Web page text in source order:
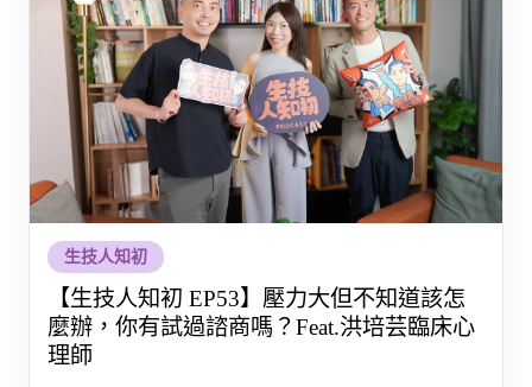
生技人知初
【生技人知初 EP53】壓力大但不知道該怎
麼辦，你有試過諮商嗎？Feat.洪培芸臨床心
理師